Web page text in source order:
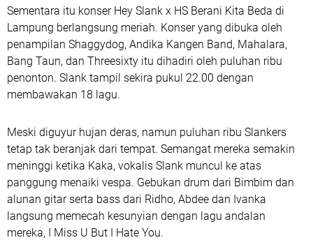
Sementara itu konser Hey Slank x HS Berani Kita Beda di
Lampung berlangsung meriah. Konser yang dibuka oleh
penampilan Shaggydog, Andika Kangen Band, Mahalara,
Bang Taun, dan Threesixty itu dihadiri oleh puluhan ribu
penonton. Slank tampil sekira pukul 22.00 dengan
membawakan 18 lagu.
Meski diguyur hujan deras, namun puluhan ribu Slankers
tetap tak beranjak dari tempat. Semangat mereka semakin
meninggi ketika Kaka, vokalis Slank muncul ke atas
panggung menaiki vespa. Gebukan drum dari Bimbim dan
alunan gitar serta bass dari Ridho, Abdee dan Ivanka
langsung memecah kesunyian dengan lagu andalan
mereka, I Miss U But I Hate You.